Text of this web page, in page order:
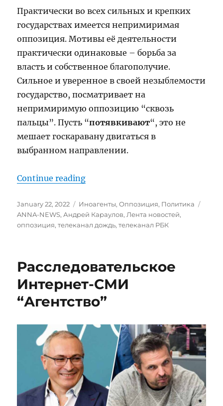
Практически во всех сильных и крепких
государствах имеется непримиримая
оппозиция. Мотивы её деятельности
практически одинаковые – борьба за
власть и собственное благополучие.
Сильное и уверенное в своей незыблемости
государство, посматривает на
непримиримую оппозицию “сквозь
пальцы”. Пусть “потявкивают“, это не
мешает госкаравану двигаться в
выбранном направлении.
Continue reading“Потявкиваем”
Posted
on
January 22, 2022 Categories
Иноагенты,Оппозиция, Политика
ANNA-NEWS, Андрей Караулов, Лента новостей,
оппозиция,телеканал дождь,телеканал РБК
Расследовательское
Интернет-СМИ
“Агентство”